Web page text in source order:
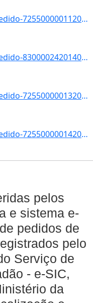
6: Id_Pedido-147668-Protocolo_Pedido-72550000011201400-Situacao-Respondido-Data_Registro-12/01/2014_14-]
7: Id_Pedido-148358-Protocolo_Pedido-83000024201408-Situacao-Respondido-Data_Registro-14/01/2014_21-25-]
8: Id_Pedido-148585-Protocolo_Pedido-72550000013201400-Situacao-Respondido-Data_Registro-15/01/2014_15-]
9: Id_Pedido-149185-Protocolo_Pedido-72550000014201400-Situacao-Respondido-Data_Registro-17/01/2014_17-]
pelos
e sistema e-
pedidos de
pelo
Serviço de
- e-SIC,
da